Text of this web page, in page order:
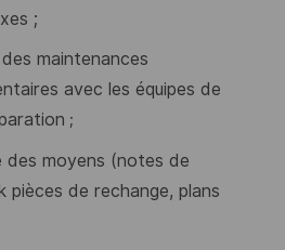
;
maintenances
avec les équipes de
;
des moyens (notes de
pièces de rechange, plans